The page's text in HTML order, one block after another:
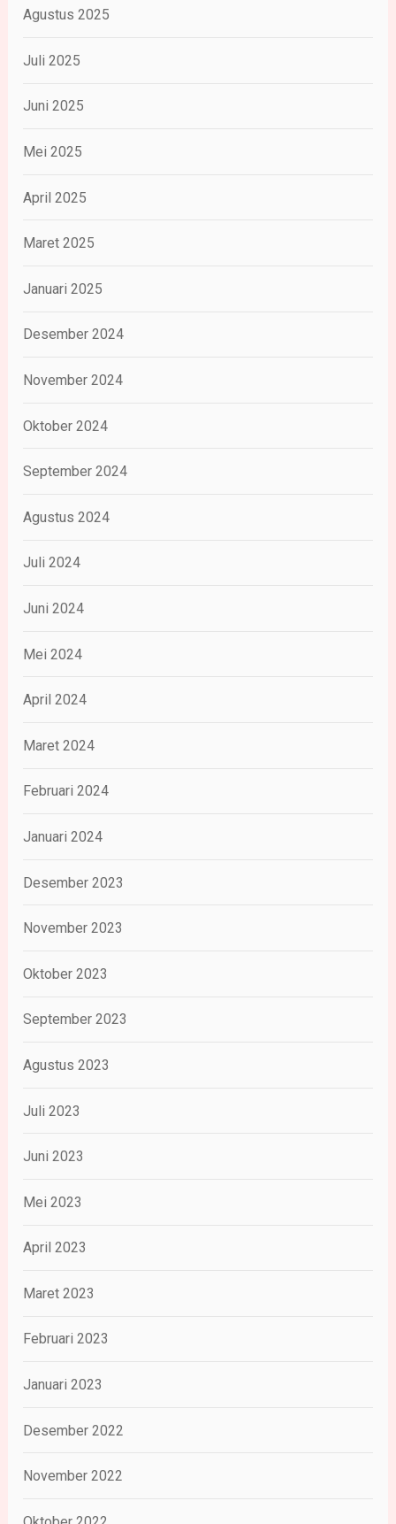
Agustus 2025
Juli 2025
Juni 2025
Mei 2025
April 2025
Maret 2025
Januari 2025
Desember 2024
November 2024
Oktober 2024
September 2024
Agustus 2024
Juli 2024
Juni 2024
Mei 2024
April 2024
Maret 2024
Februari 2024
Januari 2024
Desember 2023
November 2023
Oktober 2023
September 2023
Agustus 2023
Juli 2023
Juni 2023
Mei 2023
April 2023
Maret 2023
Februari 2023
Januari 2023
Desember 2022
November 2022